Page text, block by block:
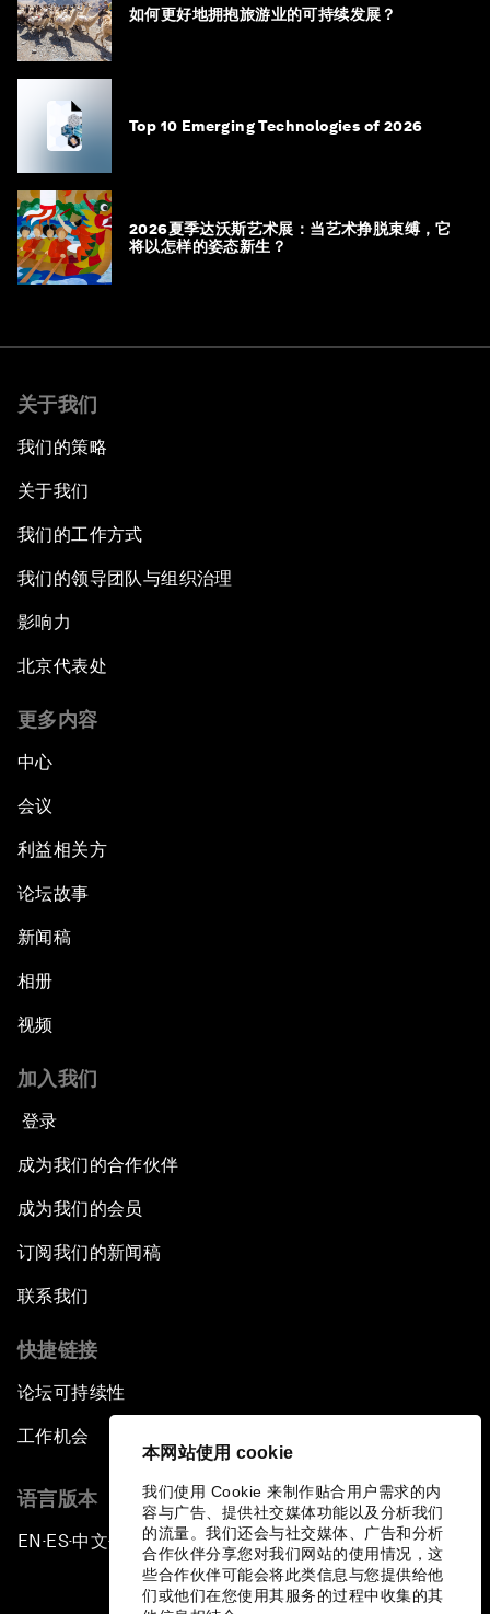
本网站使用 cookie
我们使用 Cookie 来制作贴合用户需求的内
容与广告、提供社交媒体功能以及分析我们
的流量。我们还会与社交媒体、广告和分析
合作伙伴分享您对我们网站的使用情况，这
些合作伙伴可能会将此类信息与您提供给他
们或他们在您使用其服务的过程中收集的其
如何更好地拥抱旅游业的可持续发展？
Top 10 Emerging Technologies of 2026
2026夏季达沃斯艺术展：当艺术挣脱束缚，它
将以怎样的姿态新生？
关于我们
我们的策略
关于我们
我们的工作方式
我们的领导团队与组织治理
影响力
北京代表处
更多内容
中心
会议
利益相关方
论坛故事
新闻稿
相册
视频
加入我们
登录
成为我们的合作伙伴
成为我们的会员
订阅我们的新闻稿
联系我们
快捷链接
论坛可持续性
工作机会
语言版本
EN ▪ES▪中文▪ 日本語